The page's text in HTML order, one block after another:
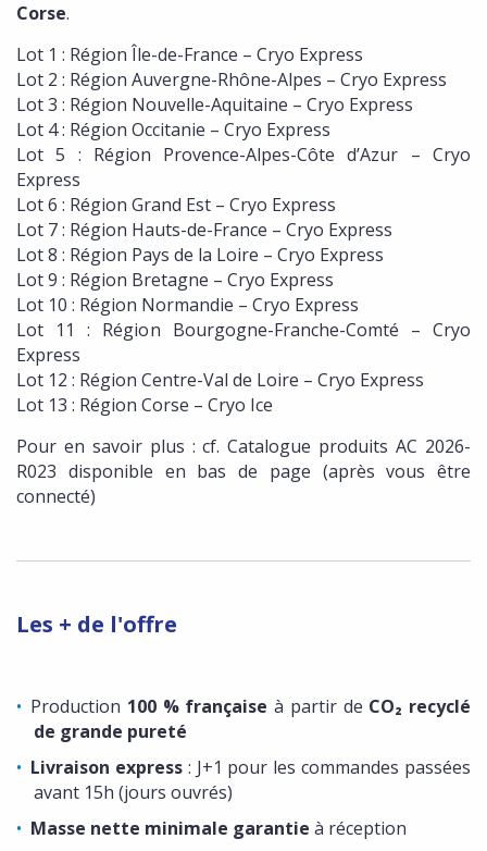
Corse.
Lot 1 : Région Île-de-France – Cryo Express
Lot 2 : Région Auvergne-Rhône-Alpes – Cryo Express
Lot 3 : Région Nouvelle-Aquitaine – Cryo Express
Lot 4 : Région Occitanie – Cryo Express
Lot 5 : Région Provence-Alpes-Côte d’Azur – Cryo
Express
Lot 6 : Région Grand Est – Cryo Express
Lot 7 : Région Hauts-de-France – Cryo Express
Lot 8 : Région Pays de la Loire – Cryo Express
Lot 9 : Région Bretagne – Cryo Express
Lot 10 : Région Normandie – Cryo Express
Lot 11 : Région Bourgogne-Franche-Comté – Cryo
Express
Lot 12 : Région Centre-Val de Loire – Cryo Express
Lot 13 : Région Corse – Cryo Ice
Pour en savoir plus : cf. Catalogue produits AC 2026-
R023 disponible en bas de page (après vous être
connecté)
Les + de l'offre
Production 100 % française à partir de CO₂ recyclé
de grande pureté
Livraison express: J+1 pour les commandes passées
avant 15h (jours ouvrés)
Masse nette minimale garantie à réception